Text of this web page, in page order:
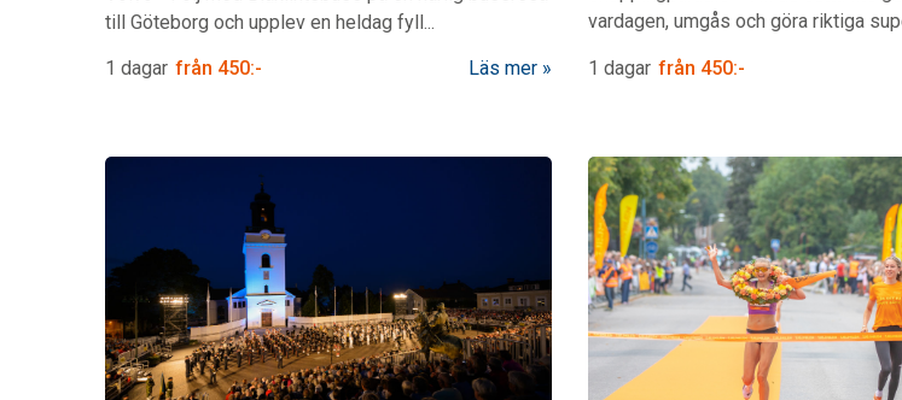
till Göteborg och upplev en heldag fyll...
1 dagar från 450:- Läs mer
vardagen, umgås och göra riktiga
1 dagar från 450:-